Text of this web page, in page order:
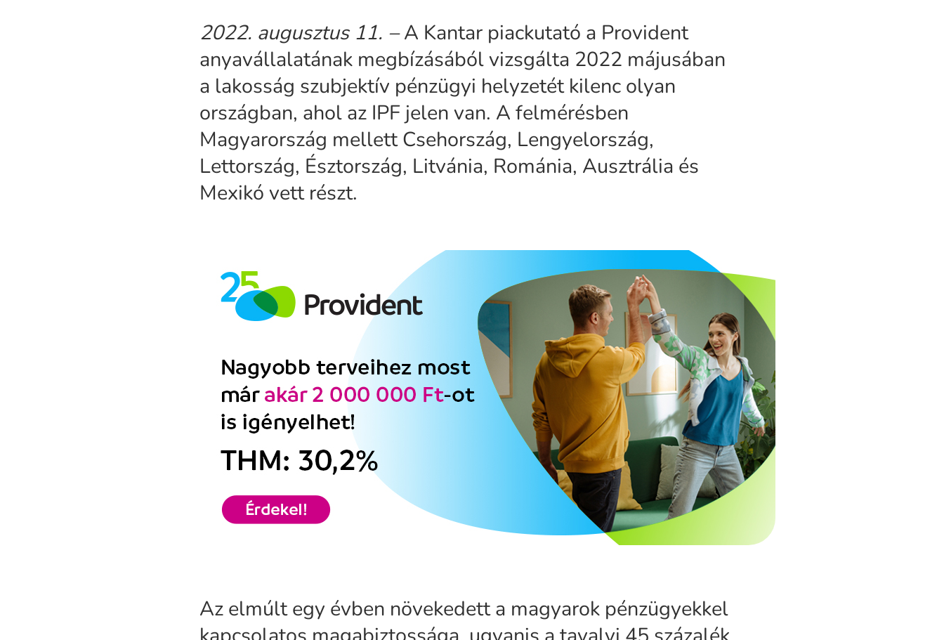
2022. augusztus 11. – A Kantar piackutató a Provident
anyavállalatának megbízásából vizsgálta 2022 májusában
a lakosság szubjektív pénzügyi helyzetét kilenc olyan
országban, ahol az IPF jelen van. A felmérésben
Magyarország mellett Csehország, Lengyelország,
Lettország, Észtország, Litvánia, Románia, Ausztrália és
Mexikó vett részt.
Az elmúlt egy évben növekedett a magyarok pénzügyekkel